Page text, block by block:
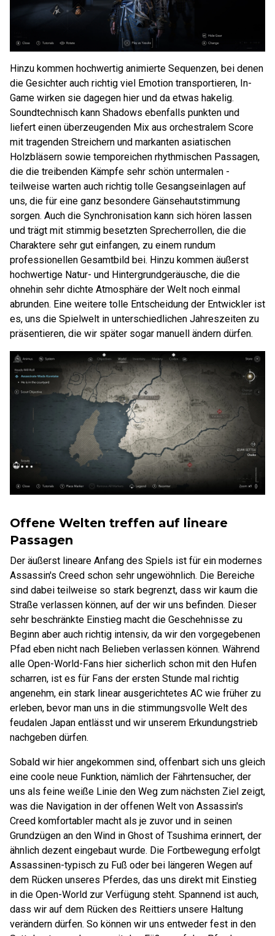
Hinzu kommen hochwertig animierte Sequenzen, bei denen
die Gesichter auch richtig viel Emotion transportieren, In-
Game wirken sie dagegen hier und da etwas hakelig.
Soundtechnisch kann Shadows ebenfalls punkten und
liefert einen überzeugenden Mix aus orchestralem Score
mit tragenden Streichern und markanten asiatischen
Holzbläsern sowie temporeichen rhythmischen Passagen,
die die treibenden Kämpfe sehr schön untermalen -
teilweise warten auch richtig tolle Gesangseinlagen auf
uns, die für eine ganz besondere Gänsehautstimmung
sorgen. Auch die Synchronisation kann sich hören lassen
und trägt mit stimmig besetzten Sprecherrollen, die die
Charaktere sehr gut einfangen, zu einem rundum
professionellen Gesamtbild bei. Hinzu kommen äußerst
hochwertige Natur- und Hintergrundgeräusche, die die
ohnehin sehr dichte Atmosphäre der Welt noch einmal
abrunden. Eine weitere tolle Entscheidung der Entwickler ist
es, uns die Spielwelt in unterschiedlichen Jahreszeiten zu
präsentieren, die wir später sogar manuell ändern dürfen.
Offene Welten treffen auf lineare
Passagen
Der äußerst lineare Anfang des Spiels ist für ein modernes
Assassin's Creed schon sehr ungewöhnlich. Die Bereiche
sind dabei teilweise so stark begrenzt, dass wir kaum die
Straße verlassen können, auf der wir uns befinden. Dieser
sehr beschränkte Einstieg macht die Geschehnisse zu
Beginn aber auch richtig intensiv, da wir den vorgegebenen
Pfad eben nicht nach Belieben verlassen können. Während
alle Open-World-Fans hier sicherlich schon mit den Hufen
scharren, ist es für Fans der ersten Stunde mal richtig
angenehm, ein stark linear ausgerichtetes AC wie früher zu
erleben, bevor man uns in die stimmungsvolle Welt des
feudalen Japan entlässt und wir unserem Erkundungstrieb
nachgeben dürfen.
Sobald wir hier angekommen sind, offenbart sich uns gleich
eine coole neue Funktion, nämlich der Fährtensucher, der
uns als feine weiße Linie den Weg zum nächsten Ziel zeigt,
was die Navigation in der offenen Welt von Assassin's
Creed komfortabler macht als je zuvor und in seinen
Grundzügen an den Wind in Ghost of Tsushima erinnert, der
ähnlich dezent eingebaut wurde. Die Fortbewegung erfolgt
Assassinen-typisch zu Fuß oder bei längeren Wegen auf
dem Rücken unseres Pferdes, das uns direkt mit Einstieg
in die Open-World zur Verfügung steht. Spannend ist auch,
dass wir auf dem Rücken des Reittiers unsere Haltung
verändern dürfen. So können wir uns entweder fest in den